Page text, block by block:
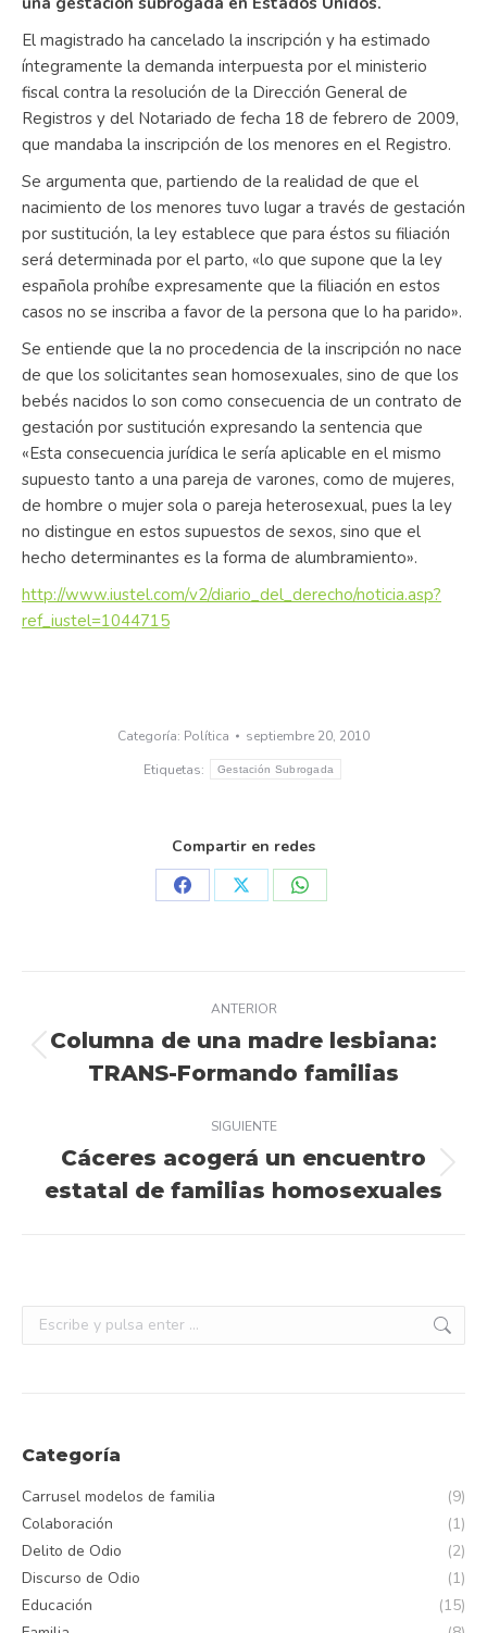
El magistrado ha cancelado la inscripción y ha estimado
íntegramente la demanda interpuesta por el ministerio
fiscal contra la resolución de la Dirección General de
Registros y del Notariado de fecha 18 de febrero de 2009,
que mandaba la inscripción de los menores en el Registro.
Se argumenta que, partiendo de la realidad de que el
nacimiento de los menores tuvo lugar a través de gestación
por sustitución, la ley establece que para éstos su filiación
será determinada por el parto, «lo que supone que la ley
española prohíbe expresamente que la filiación en estos
casos no se inscriba a favor de la persona que lo ha parido».
Se entiende que la no procedencia de la inscripción no nace
de que los solicitantes sean homosexuales, sino de que los
bebés nacidos lo son como consecuencia de un contrato de
gestación por sustitución expresando la sentencia que
«Esta consecuencia jurídica le sería aplicable en el mismo
supuesto tanto a una pareja de varones, como de mujeres,
de hombre o mujer sola o pareja heterosexual, pues la ley
no distingue en estos supuestos de sexos, sino que el
hecho determinantes es la forma de alumbramiento».
http://www.iustel.com/v2/diario_del_derecho/noticia.asp?
ref_iustel=1044715
Categoría: Política
septiembre 20, 2010
Etiquetas:
Gestación Subrogada
Compartir en redes
Share
Share
Share
Navegación
entre
publicaciones
ANTERIOR
anterior:
Columna de una madre lesbiana:
TRANS-Formando familias
SIGUIENTE
siguiente:
Cáceres acogerá un encuentro
estatal de familias homosexuales
Buscar:
Categoría
Carrusel modelos de familia
(9)
Colaboración
(1)
Delito de Odio
(2)
Discurso de Odio
(1)
Educación
(15)